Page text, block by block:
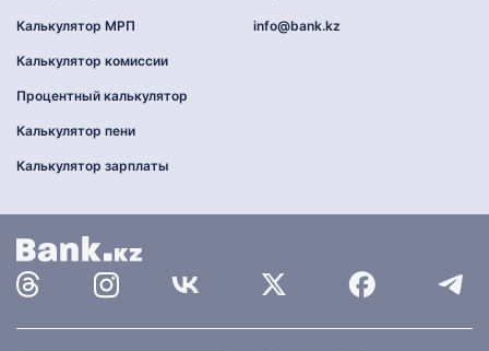
Калькулятор МРП
Калькулятор комиссии
Процентный калькулятор
Калькулятор пени
Калькулятор зарплаты
info@bank.kz